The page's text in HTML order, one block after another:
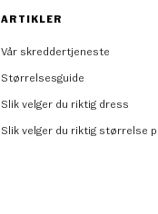
ARTIKLER
Vår skreddertjeneste
Størrelsesguide
Slik velger du riktig dress
Slik velger du riktig størrelse